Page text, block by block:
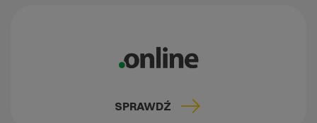
SPRAWDŹ